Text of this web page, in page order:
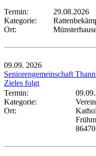
Termin:
29.08.2026
Kategorie:
Ort:
09.09. 2026
Seniorengemeinschaft
Zieles folgt
Termin:
Kategorie:
Ort: